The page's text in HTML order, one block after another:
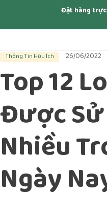
Đặt hàng
Thông Tin Hữu Ích 26/06/2022
Top 12
Được
Nhiều
Ngày